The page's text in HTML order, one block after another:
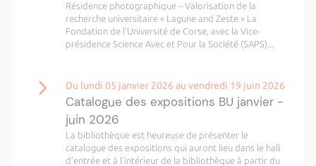
Résidence photographique – Valorisation de la
recherche universitaire « Lagune and Zeste » La
Fondation de l'Université de Corse, avec la Vice-
présidence Science Avec et Pour la Société (SAPS)...
Du lundi 05 janvier 2026 au vendredi 19 juin 2026
Catalogue des expositions BU janvier -
juin 2026
La bibliothèque est heureuse de présenter le
catalogue des expositions qui auront lieu dans le hall
d’entrée et à l’intérieur de la bibliothèque à partir du